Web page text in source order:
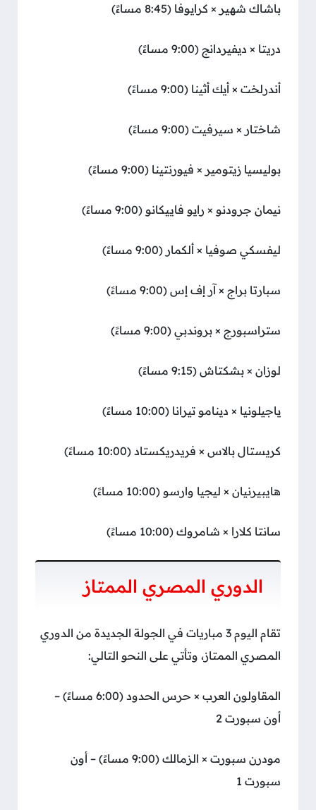
باشاك شهير × كرايوفا (8:45 مساءً)
دريتا × ديفيردانج (9:00 مساءً)
أندرلخت × أيك أثينا (9:00 مساءً)
شاختار × سيرفيت (9:00 مساءً)
بوليسيا زيتومير × فيورنتينا (9:00 مساءً)
نيمان جرودنو × رايو فاييكانو (9:00 مساءً)
ليفسكي صوفيا × ألكمار (9:00 مساءً)
سبارتا براج × آر إف إس (9:00 مساءً)
ستراسبورج × بروندبي (9:00 مساءً)
لوزان × بشكتاش (9:15 مساءً)
ياجيلونيا × دينامو تيرانا (10:00 مساءً)
كريستال بالاس × فريدريكستاد (10:00 مساءً)
هايبيرنيان × ليجيا وارسو (10:00 مساءً)
سانتا كلارا × شامروك (10:00 مساءً)
الدوري المصري الممتاز
تقام اليوم 3 مباريات في الجولة الجديدة من الدوري
المصري الممتاز، وتأتي على النحو التالي:
المقاولون العرب × حرس الحدود (6:00 مساءً) –
أون سبورت 2
مودرن سبورت × الزمالك (9:00 مساءً) – أون
سبورت 1